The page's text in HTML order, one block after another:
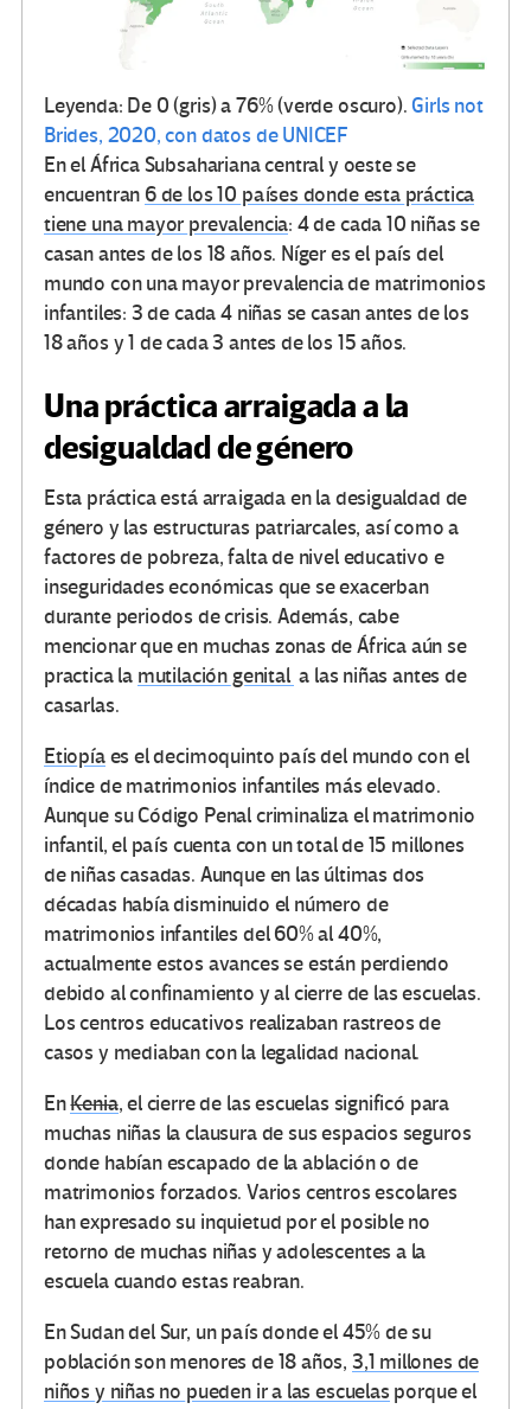
Leyenda: De 0 (gris) a 76% (verde oscuro). Girls not
Brides, 2020, con datos de UNICEF
En el África Subsahariana central y oeste se
encuentran 6 de los 10 países donde esta práctica
tiene una mayor prevalencia: 4 de cada 10 niñas se
casan antes de los 18 años. Níger es el país del
mundo con una mayor prevalencia de matrimonios
infantiles: 3 de cada 4 niñas se casan antes de los
18 años y 1 de cada 3 antes de los 15 años.
Una práctica arraigada a la
desigualdad de género
Esta práctica está arraigada en la desigualdad de
género y las estructuras patriarcales, así como a
factores de pobreza, falta de nivel educativo e
inseguridades económicas que se exacerban
durante periodos de crisis. Además, cabe
mencionar que en muchas zonas de África aún se
practica la mutilación genital a las niñas antes de
casarlas.
Etiopíaes el decimoquinto país del mundo con el
índice de matrimonios infantiles más elevado.
Aunque su Código Penal criminaliza el matrimonio
infantil, el país cuenta con un total de 15 millones
de niñas casadas. Aunque en las últimas dos
décadas había disminuido el número de
matrimonios infantiles del 60% al 40%,
actualmente estos avances se están perdiendo
debido al confinamiento y al cierre de las escuelas.
Los centros educativos realizaban rastreos de
casos y mediaban con la legalidad nacional.
EnKenia, el cierre de las escuelas significó para
muchas niñas la clausura de sus espacios seguros
donde habían escapado de la ablación o de
matrimonios forzados. Varios centros escolares
han expresado su inquietud por el posible no
retorno de muchas niñas y adolescentes a la
escuela cuando estas reabran.
En Sudan del Sur, un país donde el 45% de su
población son menores de 18 años, 3,1 millones de
niños y niñas no pueden ir a las escuelas porque el